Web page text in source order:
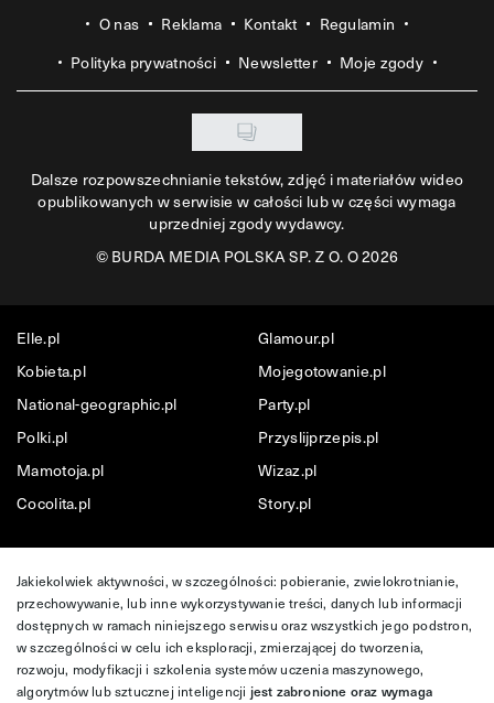
O nas Reklama Kontakt
Regulamin
Polityka prywatności
Newsletter Moje zgody
Dalsze rozpowszechnianie tekstów, zdjęć i materiałów wideo
opublikowanych w serwisie w całości lub w części wymaga
uprzedniej zgody wydawcy.
©BURDA MEDIA POLSKA SP. Z O. O 2026
Elle.pl
Glamour.pl
Kobieta.pl
Mojegotowanie.pl
National-geographic.pl
Party.pl
Polki.pl
Przyslijprzepis.pl
Mamotoja.pl
Wizaz.pl
Cocolita.pl
Story.pl
Jakiekolwiek aktywności, w szczególności: pobieranie, zwielokrotnianie,
przechowywanie, lub inne wykorzystywanie treści, danych lub informacji
dostępnych w ramach niniejszego serwisu oraz wszystkich jego podstron,
w szczególności w celu ich eksploracji, zmierzającej do tworzenia,
rozwoju, modyfikacji i szkolenia systemów uczenia maszynowego,
algorytmów lub sztucznej inteligencji jest zabronione oraz wymaga